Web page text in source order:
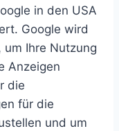
in den USA
Google wird
Ihre Nutzung
Anzeigen
die
für die
und um